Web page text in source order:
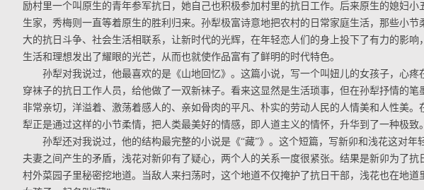
励村里一个叫原生的青年参军抗日，她自己也积极参加村里的抗日工作。后来原生的媳妇小
生家，秀梅则一直等着原生的胜利归来。孙犁极富诗意地把农村的日常家庭生活，那些小节
大的抗日斗争、社会生活相联系，让新时代的光辉，在年轻恋人们的身上投下了有力的影响
生活和理想发出了耀眼的光芒，从而也就使作品富有了鲜明的时代特色。
孙犁对我说过，他最喜欢的是《山地回忆》。这篇小说，写一个叫妞儿的女孩子，心疼
穿袜子的抗日工作人员，给他做了一双新袜子。看来这显然是生活琐事，但在孙犁抒情的笔
非常亲切，洋溢着、激荡着感人的、亲如骨肉的平凡、朴实的劳动人民的人情美和人性美。
犁正是通过这样的小节柔情，把人类最美好的情感，即人道主义的情怀，升华到了一种极致。
孙犁还对我说过，他的结构最完整的小说是《“藏”》。这个短篇，写新卯和浅花这对年
夫妻之间产生的矛盾，浅花对新卯有了疑心，两个人的关系一度很紧张。结果是新卯为了抗
村外菜园子里秘密挖地道。当敌人来扫荡时，这个地道不仅掩护了抗日干部，浅花也在地道